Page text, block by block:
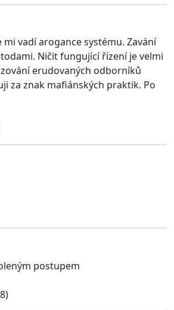
vadí arogance systému. Zavání
Ničit fungující řízení je velmi
erudovaných odborníků
za znak mafiánských praktik. Po
postupem